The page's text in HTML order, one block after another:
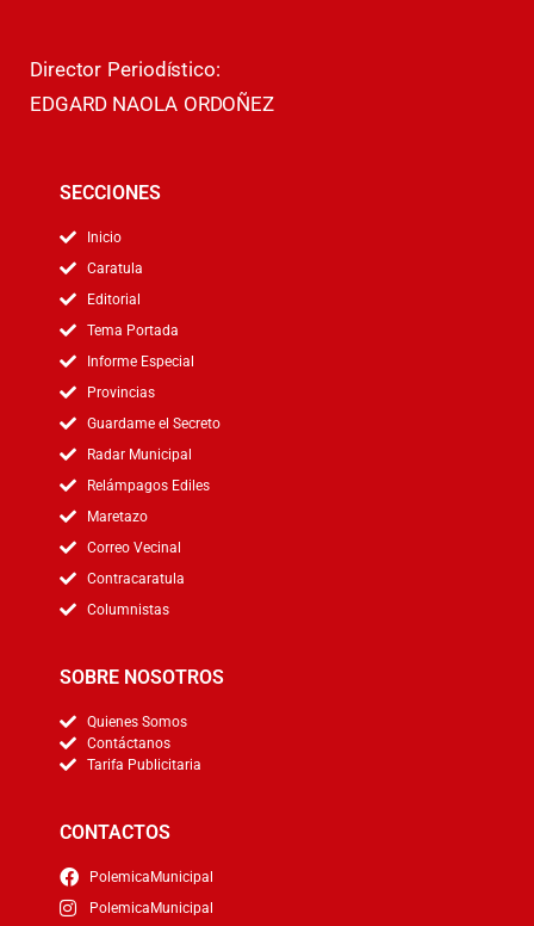
Director Periodístico:
EDGARD NAOLA ORDOÑEZ
SECCIONES
Inicio
Caratula
Editorial
Tema Portada
Informe Especial
Provincias
Guardame el Secreto
Radar Municipal
Relámpagos Ediles
Maretazo
Correo Vecinal
Contracaratula
Columnistas
SOBRE NOSOTROS
Quienes Somos
Contáctanos
Tarifa Publicitaria
CONTACTOS
PolemicaMunicipal
PolemicaMunicipal